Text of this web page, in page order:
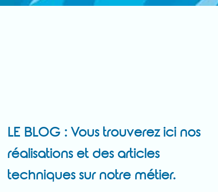
LE BLOG : Vous trouverez ici nos
réalisations et des articles
techniques sur notre métier.